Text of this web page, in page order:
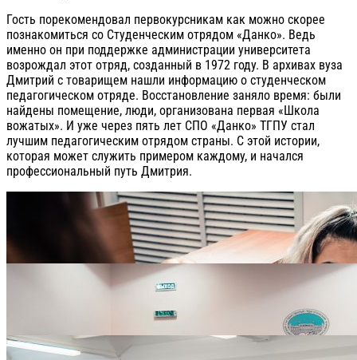
Гость порекомендовал первокурсникам как можно скорее
познакомиться со Студенческим отрядом «Данко». Ведь
именно он при поддержке администрации университета
возрождал этот отряд, созданный в 1972 году. В архивах вуза
Дмитрий с товарищем нашли информацию о студенческом
педагогическом отряде. Восстановление заняло время: были
найдены помещение, люди, организована первая «Школа
вожатых». И уже через пять лет СПО «Данко» ТГПУ стал
лучшим педагогическим отрядом страны. С этой истории,
которая может служить примером каждому, и начался
профессиональный путь Дмитрия.